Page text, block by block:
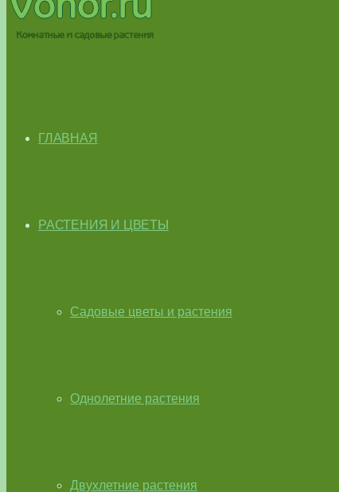
ГЛАВНАЯ
РАСТЕНИЯ И ЦВЕТЫ
Садовые цветы и растения
Однолетние растения
Двухлетние растения